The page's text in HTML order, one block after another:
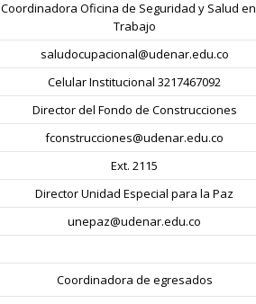
Coordinadora Oficina de Seguridad y Salud
Trabajo
saludocupacional@udenar.edu.co
Celular Institucional 3217467092
Director del Fondo de Construcciones
fconstrucciones@udenar.edu.co
Ext. 2115
Director Unidad Especial para la Paz
unepaz@udenar.edu.co
Coordinadora de egresados